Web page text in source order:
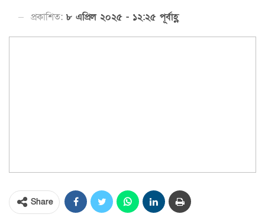
প্রকাশিত: ৮ এপ্রিল ২০২৫ - ১২:২৫ পূর্বাহ্ণ
Share